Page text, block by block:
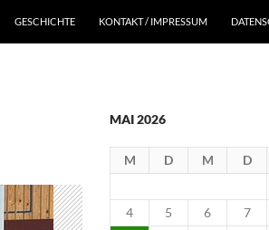
GESCHICHTE KONTAKT / IMPRESSUM
MAI 2026
M D M D
4
5 6 7